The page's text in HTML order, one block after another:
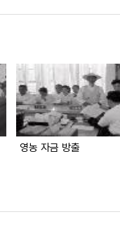
영농 자금 방출